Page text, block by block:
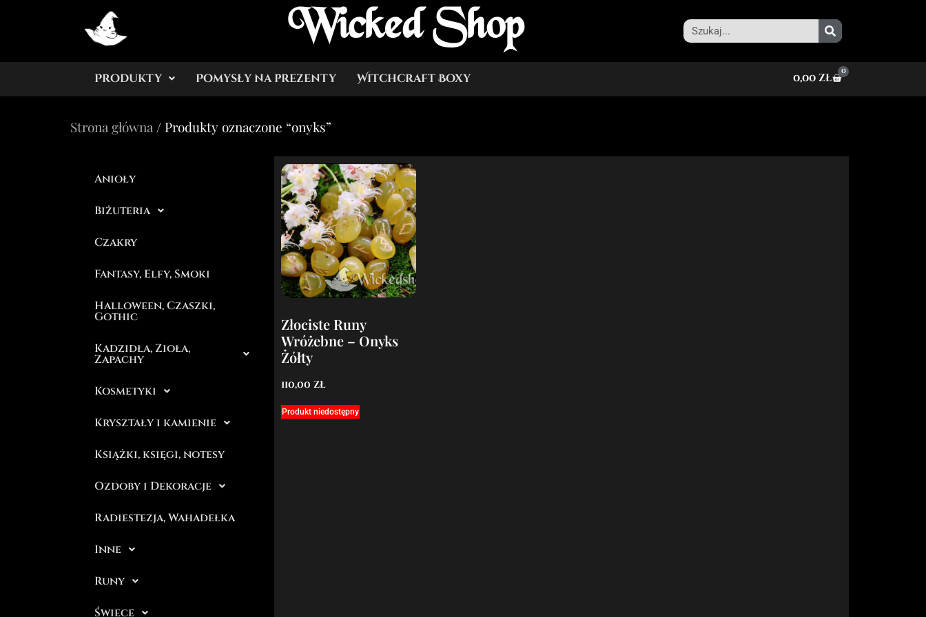
Wicked Shop
Produkty Pomysły na prezenty Witchcraft Boxy 0,00zł 0
Strona główna / Produkty oznaczone “onyks”
Anioły
Biżuteria
Czakry
Fantasy, Elfy, Smoki
Halloween, Czaszki,
Gothic
Kadzidła, Zioła,
Zapachy
Kosmetyki
Kryształy i kamienie
Książki, księgi, notesy
Ozdoby i Dekoracje
Radiestezja, Wahadełka
Inne
Runy
Świece
Złociste Runy
Wróżebne – Onyks
Żółty
110,00 zł
Produkt niedostępny